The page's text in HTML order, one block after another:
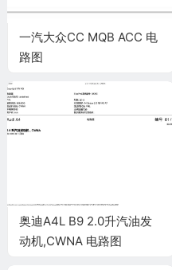
一汽大众CC MQB ACC 电
路图
奥迪A4L B9 2.0升汽油发
动机,CWNA 电路图